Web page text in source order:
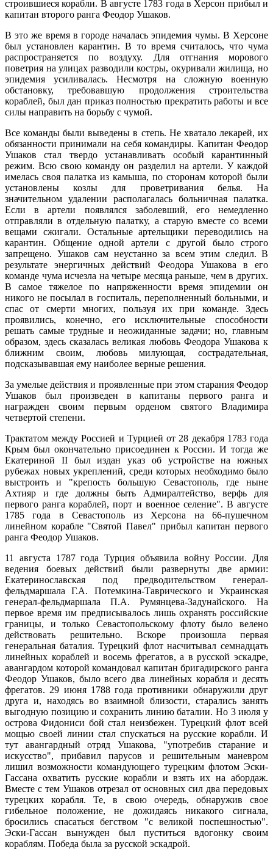
строившиеся корабли. В августе 1783 года в Херсон прибыл и
капитан второго ранга Феодор Ушаков.
В это же время в городе началась эпидемия чумы. В Херсоне
был установлен карантин. В то время считалось, что чума
распространяется по воздуху. Для отгнания морового
поветрия на улицах разводили костры, окуривали жилища, но
эпидемия усиливалась. Несмотря на сложную военную
обстановку, требовавшую продолжения строительства
кораблей, был дан приказ полностью прекратить работы и все
силы направить на борьбу с чумой.
Все команды были выведены в степь. Не хватало лекарей, их
обязанности принимали на себя командиры. Капитан Феодор
Ушаков стал твердо устанавливать особый карантинный
режим. Всю свою команду он разделил на артели. У каждой
имелась своя палатка из камыша, по сторонам которой были
установлены козлы для проветривания белья. На
значительном удалении располагалась больничная палатка.
Если в артели появлялся заболевший, его немедленно
отправляли в отдельную палатку, а старую вместе со всеми
вещами сжигали. Остальные артельщики переводились на
карантин. Общение одной артели с другой было строго
запрещено. Ушаков сам неустанно за всем этим следил. В
результате энергичных действий Феодора Ушакова в его
команде чума исчезла на четыре месяца раньше, чем в других.
В самое тяжелое по напряженности время эпидемии он
никого не посылал в госпиталь, переполненный больными, и
спас от смерти многих, пользуя их при команде. Здесь
проявились, конечно, его исключительные способности
решать самые трудные и неожиданные задачи; но, главным
образом, здесь сказалась великая любовь Феодора Ушакова к
ближним своим, любовь милующая, сострадательная,
подсказывавшая ему наиболее верные решения.
За умелые действия и проявленные при этом старания Феодор
Ушаков был произведен в капитаны первого ранга и
награжден своим первым орденом святого Владимира
четвертой степени.
Трактатом между Россией и Турцией от 28 декабря 1783 года
Крым был окончательно присоединен к России. И тогда же
Екатериной II был издан указ об устройстве на южных
рубежах новых укреплений, среди которых необходимо было
выстроить и "крепость большую Севастополь, где ныне
Ахтияр и где должны быть Адмиралтейство, верфь для
первого ранга кораблей, порт и военное селение". В августе
1785 года в Севастополь из Херсона на 66-пушечном
линейном корабле "Святой Павел" прибыл капитан первого
ранга Феодор Ушаков.
11 августа 1787 года Турция объявила войну России. Для
ведения боевых действий были развернуты две армии:
Екатеринославская под предводительством генерал-
фельдмаршала Г.А. Потемкина-Таврического и Украинская
генерал-фельдмаршала П.А. Румянцева-Задунайского. На
первое время им предписывалось лишь охранять российские
границы, и только Севастопольскому флоту было велено
действовать решительно. Вскоре произошла первая
генеральная баталия. Турецкий флот насчитывал семнадцать
линейных кораблей и восемь фрегатов, а в русской эскадре,
авангардом которой командовал капитан бригадирского ранга
Феодор Ушаков, было всего два линейных корабля и десять
фрегатов. 29 июня 1788 года противники обнаружили друг
друга и, находясь во взаимной близости, старались занять
выгодную позицию и сохранить линию баталии. Но 3 июля у
острова Фидониси бой стал неизбежен. Турецкий флот всей
мощью своей линии стал спускаться на русские корабли. И
тут авангардный отряд Ушакова, "употребив старание и
искусство", прибавил парусов и решительным маневром
лишил возможности командующего турецким флотом Эски-
Гассана охватить русские корабли и взять их на абордаж.
Вместе с тем Ушаков отрезал от основных сил два передовых
турецких корабля. Те, в свою очередь, обнаружив свое
гибельное положение, не дожидаясь никакого сигнала,
бросились спасаться бегством "с великой поспешностью".
Эски-Гассан вынужден был пуститься вдогонку своим
кораблям. Победа была за русской эскадрой.